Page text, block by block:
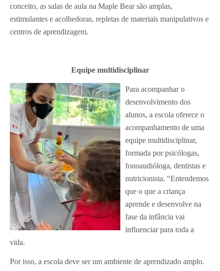
conceito, as salas de aula na Maple Bear são amplas,
estimulantes e acolhedoras, repletas de materiais manipulativos e
centros de aprendizagem.
Equipe multidisciplinar
Para acompanhar o
desenvolvimento dos
alunos, a escola oferece o
acompanhamento de uma
equipe multidisciplinar,
formada por psicólogas,
fonoaudióloga, dentistas e
nutricionista. “Entendemos
que o que a criança
aprende e desenvolve na
fase da infância vai
influenciar para toda a
vida.
Por isso, a escola deve ser um ambiente de aprendizado amplo.